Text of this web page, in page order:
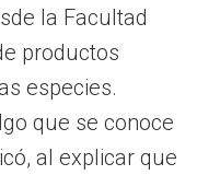
la Facultad
productos
especies.
que se conoce
al explicar que